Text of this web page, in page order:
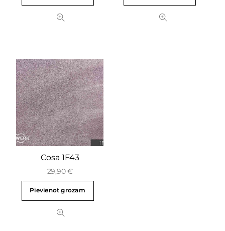
Cosa 1F43
29,90€
Pievienot grozam